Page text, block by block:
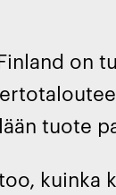
on
tuote
kuinka